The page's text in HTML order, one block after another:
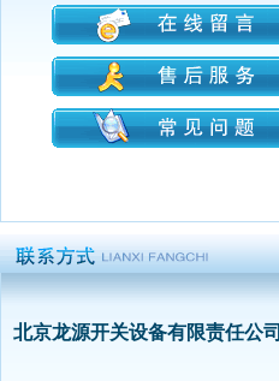
北京龙源开关设备有限责任公司